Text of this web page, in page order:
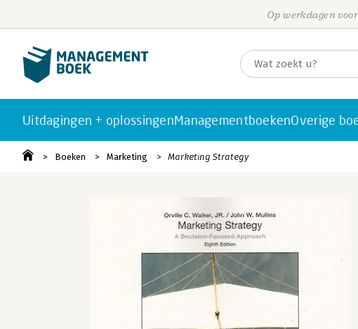
Op werkdagen
Uitdagingen + oplossingenManagementboekenOverige
Boeken Marketing Marketing Strategy